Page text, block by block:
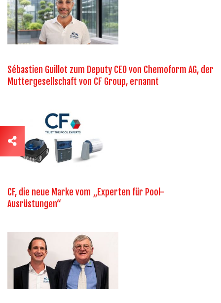
Sébastien Guillot zum Deputy CEO von Chemoform AG, der
Muttergesellschaft von CF Group, ernannt
CF, die neue Marke vom „Experten für Pool-
Ausrüstungen“